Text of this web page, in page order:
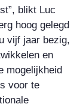
blikt Luc
hoog gelegd
vijf jaar bezig,
en
mogelijkheid
voor te